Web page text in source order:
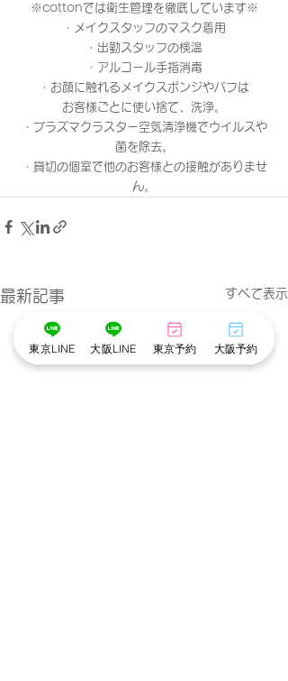
※cottonでは衛生管理を徹底しています※
・メイクスタッフのマスク着用
・出勤スタッフの検温
・アルコール手指消毒
・お顔に触れるメイクスポンジやパフは
お客様ごとに使い捨て、洗浄。
・プラズマクラスター空気清浄機でウイルスや
菌を除去。
・貸切の個室で他のお客様との接触がありませ
ん。
最新記事 すべて表示
東京LINE 大阪LINE 東京予約 大阪予約